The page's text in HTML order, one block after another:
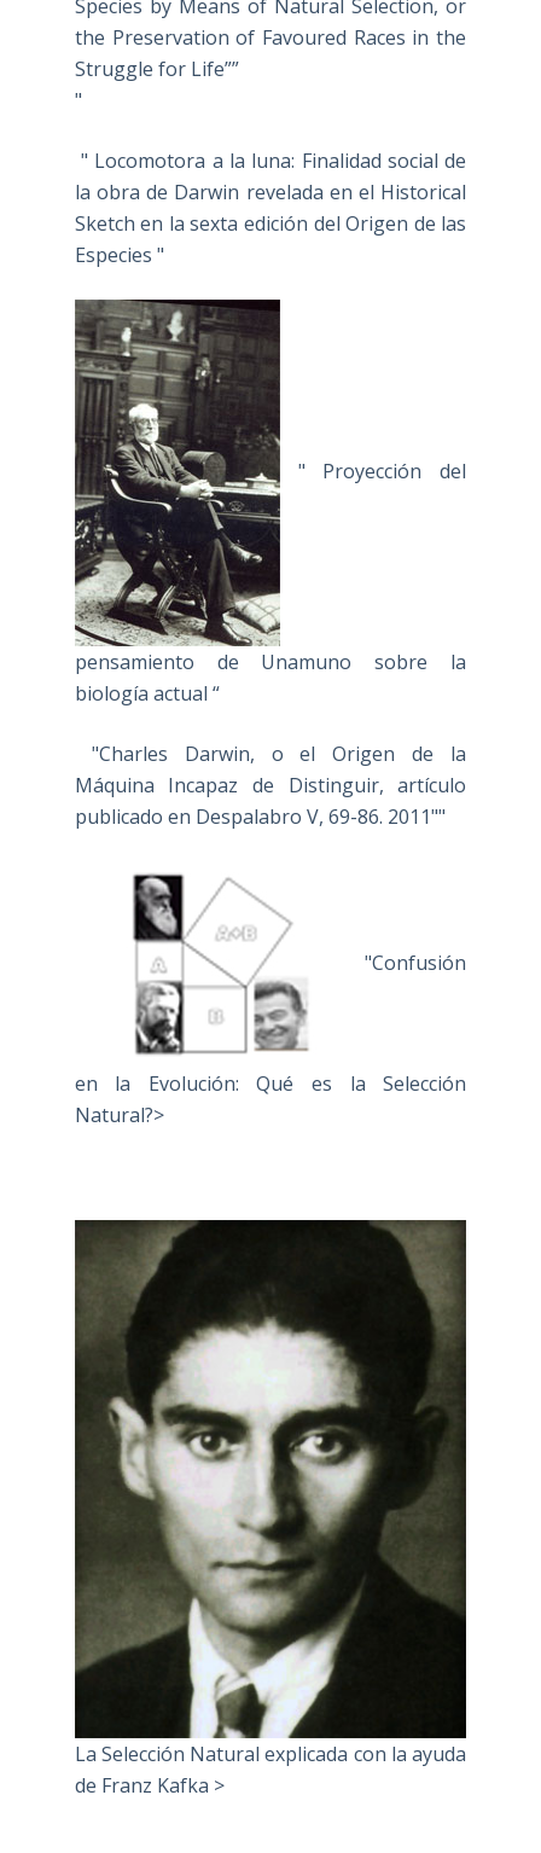
Species by Means of Natural Selection, or
the Preservation of Favoured Races in the
Struggle for Life””
"
" Locomotora a la luna: Finalidad social de
la obra de Darwin revelada en el Historical
Sketch en la sexta edición del Origen de las
Especies "
" Proyección del
pensamiento de Unamuno sobre la
biología actual “
"Charles Darwin, o el Origen de la
Máquina Incapaz de Distinguir, artículo
publicado en Despalabro V, 69-86. 2011""
"Confusión
en la Evolución: Qué es la Selección
Natural?>
La Selección Natural explicada con la ayuda
de Franz Kafka >